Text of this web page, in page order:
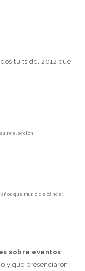
tuits del 2012 que
reelección.
que murió de cáncer.
sobre eventos
y que presenciaron